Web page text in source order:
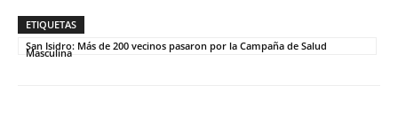
ETIQUETAS
San Isidro: Más de 200 vecinos pasaron por la Campaña de Salud
Masculina